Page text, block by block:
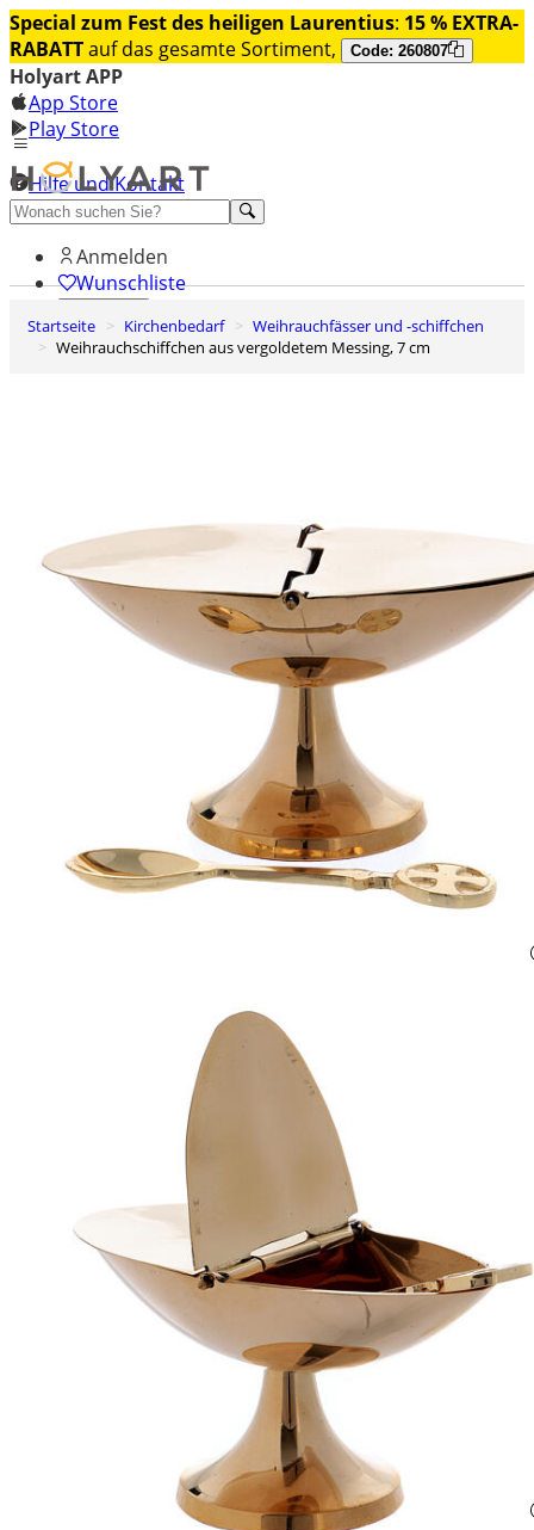
Special zum Fest des heiligen Laurentius: 15 % EXTRA-
RABATTauf das gesamte Sortiment, Code: 260807
Holyart APP
App Store
Play Store
Hilfe und Kontakt
Entdecken Sie Premium
Anmelden
Wunschliste
0
Warenkorb
Startseite Kirchenbedarf
Weihrauchfässer und -schiffchen
Weihrauchschiffchen aus vergoldetem Messing, 7 cm